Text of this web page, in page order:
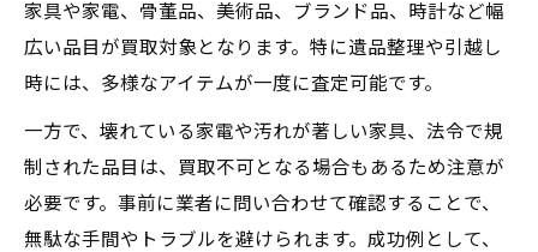
家具や家電、骨董品、美術品、ブランド品、時計など幅
広い品目が買取対象となります。特に遺品整理や引越し
時には、多様なアイテムが一度に査定可能です。
一方で、壊れている家電や汚れが著しい家具、法令で規
制された品目は、買取不可となる場合もあるため注意が
必要です。事前に業者に問い合わせて確認することで、
無駄な手間やトラブルを避けられます。成功例として、